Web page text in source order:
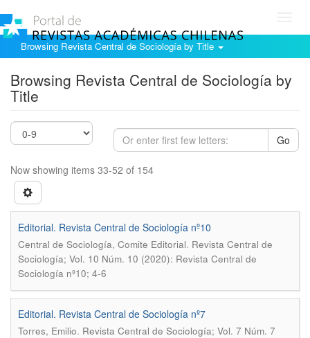
Browsing Revista Central de Sociología by Title
Browsing Revista Central de Sociología by
Title
Go
Now showing items 33-52 of 154
Editorial. Revista Central de Sociología nº10
Central de Sociología, Comite Editorial. Revista Central de
Sociología; Vol. 10 Núm. 10 (2020): Revista Central de
Sociología nº10; 4-6
Editorial. Revista Central de Sociología nº7
Torres, Emilio. Revista Central de Sociología; Vol. 7 Núm. 7